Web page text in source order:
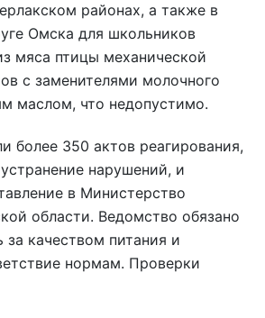
районах, а также в
Омска для школьников
мяса птицы механической
с заменителями молочного
маслом, что недопустимо.
более 350 актов реагирования,
нарушений, и
в Министерство
области. Ведомство обязано
за качеством питания и
нормам. Проверки